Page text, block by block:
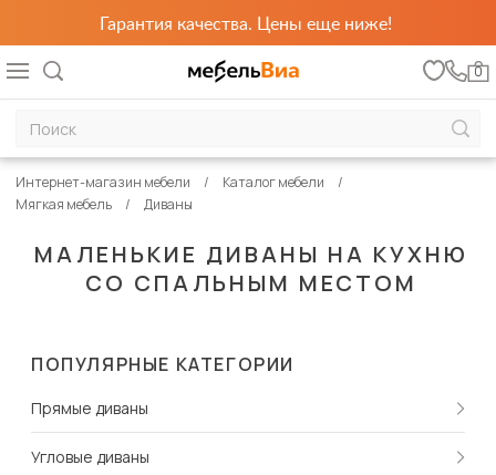
Гарантия качества. Цены еще ниже!
0
МАЛЕНЬКИЕ ДИВАНЫ НА КУХНЮ
СО СПАЛЬНЫМ МЕСТОМ
Интернет-магазин мебели
Каталог мебели
Мягкая мебель
Диваны
ПОПУЛЯРНЫЕ КАТЕГОРИИ
Прямые диваны
Угловые диваны